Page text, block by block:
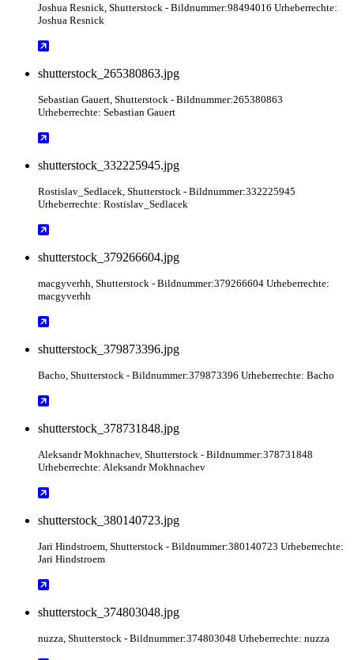
Joshua Resnick , Shutterstock - Bildnummer:98494016 Urheberrechte:
Joshua Resnick
shutterstock_265380863.jpg
Sebastian Gauert , Shutterstock - Bildnummer:265380863
Urheberrechte: Sebastian Gauert
shutterstock_332225945.jpg
Rostislav_Sedlacek , Shutterstock - Bildnummer:332225945
Urheberrechte: Rostislav_Sedlacek
shutterstock_379266604.jpg
macgyverhh , Shutterstock - Bildnummer:379266604 Urheberrechte:
macgyverhh
shutterstock_379873396.jpg
Bacho , Shutterstock - Bildnummer:379873396 Urheberrechte: Bacho
shutterstock_378731848.jpg
Aleksandr Mokhnachev, Shutterstock - Bildnummer:378731848
Urheberrechte: Aleksandr Mokhnachev
shutterstock_380140723.jpg
Jari Hindstroem , Shutterstock - Bildnummer:380140723 Urheberrechte:
Jari Hindstroem
shutterstock_374803048.jpg
nuzza , Shutterstock - Bildnummer:374803048 Urheberrechte: nuzza